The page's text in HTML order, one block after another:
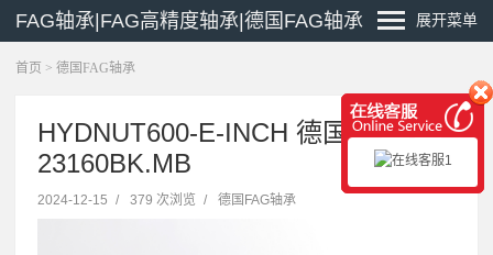
FAG轴承|FAG高精度轴承|德国FAG轴承 展开菜单
首页 > 德国FAG轴承
HYDNUT600-E-INCH 德国FAG轴承
23160BK.MB
2024-12-15 / 379 次浏览 / 德国FAG轴承